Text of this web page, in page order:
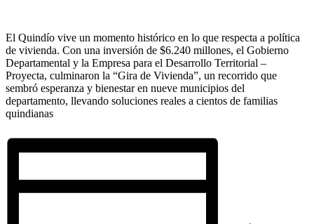
El Quindío vive un momento histórico en lo que respecta a política
de vivienda. Con una inversión de $6.240 millones, el Gobierno
Departamental y la Empresa para el Desarrollo Territorial –
Proyecta, culminaron la “Gira de Vivienda”, un recorrido que
sembró esperanza y bienestar en nueve municipios del
departamento, llevando soluciones reales a cientos de familias
quindianas